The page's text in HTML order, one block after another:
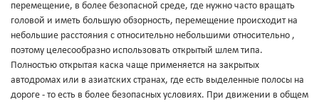
перемещение, в более безопасной среде, где нужно часто вращать
головой и иметь большую обзорность, перемещение происходит на
небольшие расстояния с относительно небольшими относительно ,
поэтому целесообразно использовать открытый шлем типа.
Полностью открытая каска чаще применяется на закрытых
автодромах или в азиатских странах, где есть выделенные полосы на
дороге - то есть в более безопасных условиях. При движении в общем